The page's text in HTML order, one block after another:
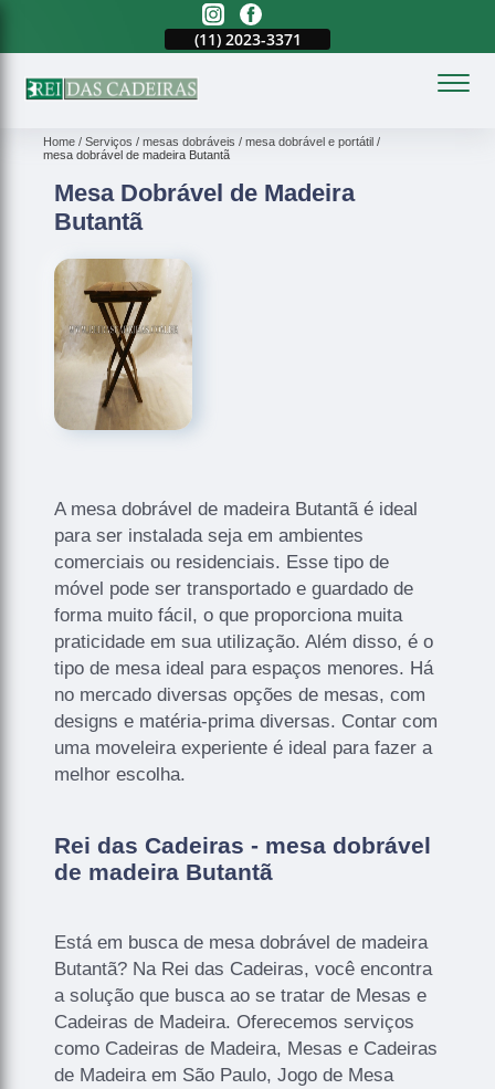
(11) 2023-3371
Home Serviços mesas dobráveis
mesa dobrável e portátil
mesa dobrável de madeira Butantã
Mesa Dobrável de Madeira
Butantã
A mesa dobrável de madeira Butantã é ideal
para ser instalada seja em ambientes
comerciais ou residenciais. Esse tipo de
móvel pode ser transportado e guardado de
forma muito fácil, o que proporciona muita
praticidade em sua utilização. Além disso, é o
tipo de mesa ideal para espaços menores. Há
no mercado diversas opções de mesas, com
designs e matéria-prima diversas. Contar com
uma moveleira experiente é ideal para fazer a
melhor escolha.
Rei das Cadeiras - mesa dobrável
de madeira Butantã
Está em busca de mesa dobrável de madeira
Butantã? Na Rei das Cadeiras, você encontra
a solução que busca ao se tratar de Mesas e
Cadeiras de Madeira. Oferecemos serviços
como Cadeiras de Madeira, Mesas e Cadeiras
de Madeira em São Paulo, Jogo de Mesa